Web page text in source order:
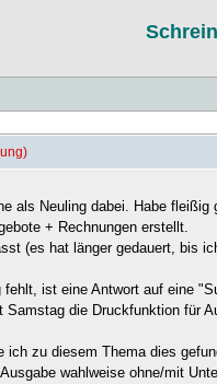
als Neuling dabei. Habe
+ Rechnungen erstellt.
(es hat länger gedauert, bis
ist eine Antwort auf eine
die Druckfunktion für
ich zu diesem Thema dies
wahlweise ohne/mit